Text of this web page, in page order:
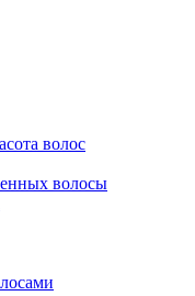
волос
волосы